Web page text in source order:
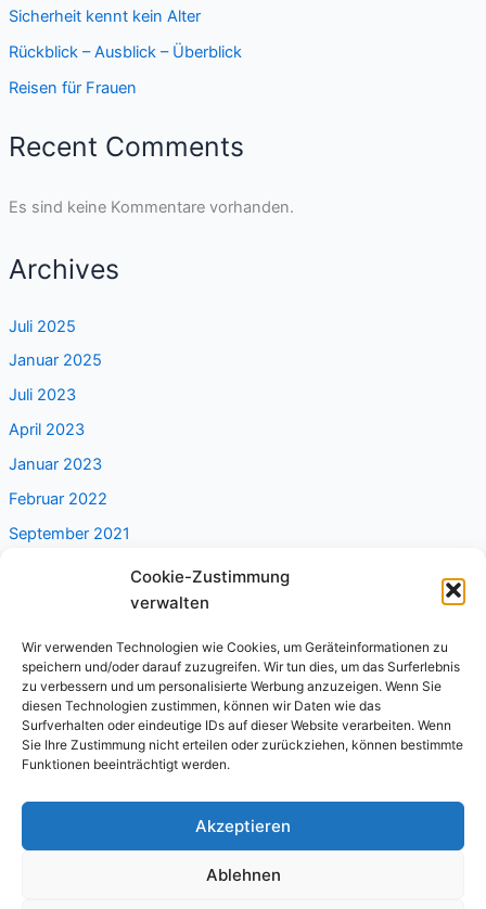
Cookie-Zustimmung
verwalten
Wir verwenden Technologien wie Cookies, um Geräteinformationen zu
speichern und/oder darauf zuzugreifen. Wir tun dies, um das Surferlebnis
zu verbessern und um personalisierte Werbung anzuzeigen. Wenn Sie
diesen Technologien zustimmen, können wir Daten wie das
Surfverhalten oder eindeutige IDs auf dieser Website verarbeiten. Wenn
Sie Ihre Zustimmung nicht erteilen oder zurückziehen, können bestimmte
Funktionen beeinträchtigt werden.
Akzeptieren
Ablehnen
Sicherheit kennt kein Alter
Rückblick – Ausblick – Überblick
Reisen für Frauen
Recent Comments
Es sind keine Kommentare vorhanden.
Archives
Juli 2025
Januar 2025
Juli 2023
April 2023
Januar 2023
Februar 2022
September 2021
Categories
Alleine reisen
Frauenreisen
Nicht kategorisiert
Copyright © 2026 reiselady.com
Impressum